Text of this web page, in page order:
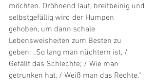
möchten. Dröhnend laut, breitbeinig und
selbstgefällig wird der Humpen
gehoben, um dann schale
Lebensweisheiten zum Besten zu
geben: „So lang man nüchtern ist, /
Gefällt das Schlechte; / Wie man
getrunken hat, / Weiß man das Rechte.“